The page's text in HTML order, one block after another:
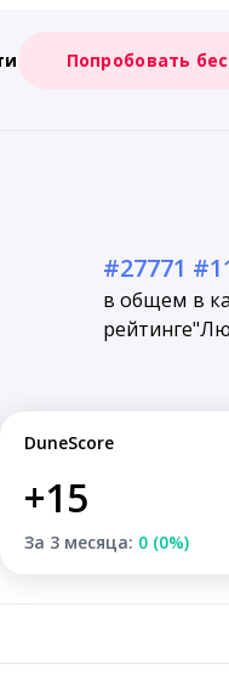
Попробовать
#27771
в общем
рейтинге
в
DuneScore
+15
За 3 месяца: 0 (0%)